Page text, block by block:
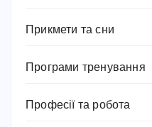
Прикмети та сни
Програми тренування
Професії та робота